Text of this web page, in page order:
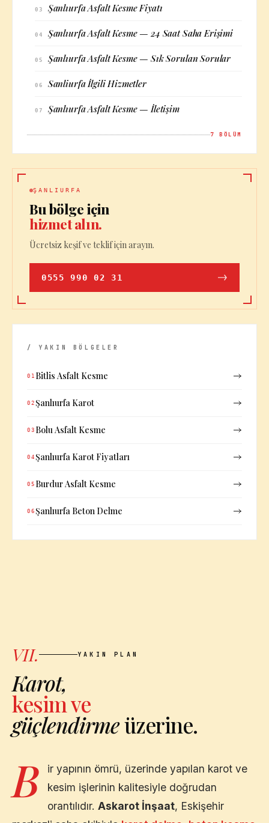
03 Şanlıurfa Asfalt Kesme Fiyatı
04 Şanlıurfa Asfalt Kesme — 24 Saat Saha Erişimi
05 Şanlıurfa Asfalt Kesme — Sık Sorulan Sorular
06 Sanliurfa İlgili Hizmetler
07 Şanlıurfa Asfalt Kesme — İletişim
7 BÖLÜM
ŞANLIURFA
Bu bölge için
hizmet alın.
Ücretsiz keşif ve teklif için arayın.
0555 990 02 31
/ YAKIN BÖLGELER
01 Bitlis Asfalt Kesme
02 Şanlıurfa Karot
03 Bolu Asfalt Kesme
04 Şanlıurfa Karot Fiyatları
05 Burdur Asfalt Kesme
06 Şanlıurfa Beton Delme
VII. YAKIN PLAN
Karot,
kesim ve
güçlendirmeüzerine.
B
ir yapının ömrü, üzerinde yapılan karot ve
kesim işlerinin kalitesiyle doğrudan
orantılıdır. Askarot İnşaat, Eskişehir